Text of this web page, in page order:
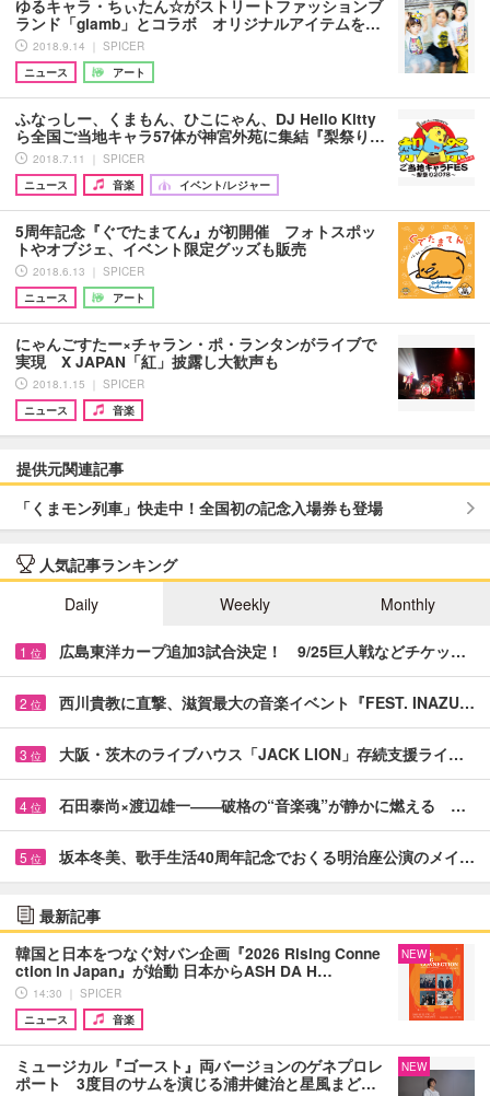
ゆるキャラ・ちぃたん☆がストリートファッションブ
ランド「glamb」とコラボ オリジナルアイテムを…
2018.9.14 ｜ SPICER
ニュース
アート
ふなっしー、くまもん、ひこにゃん、DJ Hello Kitty
ら全国ご当地キャラ57体が神宮外苑に集結『梨祭り…
2018.7.11 ｜ SPICER
ニュース
音楽 イベント/レジャー
5周年記念『ぐでたまてん』が初開催 フォトスポッ
トやオブジェ、イベント限定グッズも販売
2018.6.13 ｜ SPICER
ニュース
アート
にゃんごすたー×チャラン・ポ・ランタンがライブで
実現 X JAPAN「紅」披露し大歓声も
2018.1.15 ｜ SPICER
ニュース
音楽
提供元関連記事
「くまモン列車」快走中！全国初の記念入場券も登場
人気記事ランキング
Daily
Weekly Monthly
1 位 広島東洋カープ追加3試合決定！ 9/25巨人戦などチケッ…
2 位 西川貴教に直撃、滋賀最大の音楽イベント『FEST. INAZU…
3 位 大阪・茨木のライブハウス「JACK LION」存続支援ライ…
4 位 石田泰尚×渡辺雄一――破格の“音楽魂”が静かに燃える …
5 位 坂本冬美、歌手生活40周年記念でおくる明治座公演のメイ…
最新記事
韓国と日本をつなぐ対バン企画『2026 Rising Conne
ction in Japan』が始動 日本からASH DA H…
14:30 ｜ SPICER
ニュース
音楽
NEW
ミュージカル『ゴースト』両バージョンのゲネプロレ
ポート 3度目のサムを演じる浦井健治と星風まど…
NEW